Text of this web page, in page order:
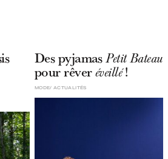
Des pyjamasPetit Bateau
pour rêveréveillé!
ACTUALITÉS
MODE